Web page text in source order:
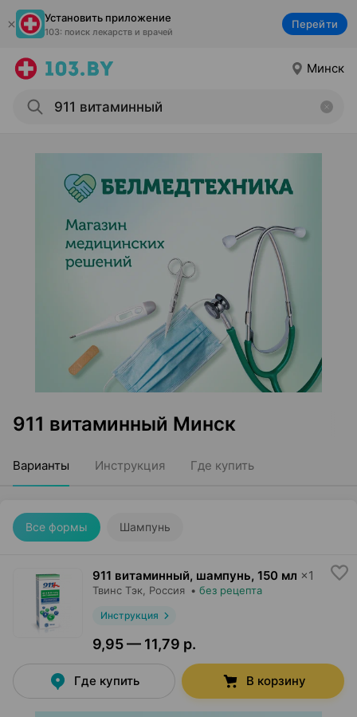
Установить приложение
103: поиск лекарств и врачей
Перейти
Минск
911 витаминный Минск
Варианты Инструкция Где купить
Все формы Шампунь
911 витаминный, шампунь, 150 мл ×1
Твинс Тэк , Россия • без рецепта
Инструкция
9,95 — 11,79 р.
Где купить В корзину